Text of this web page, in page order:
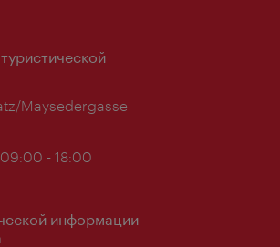
Maysedergasse
- 18:00
информации